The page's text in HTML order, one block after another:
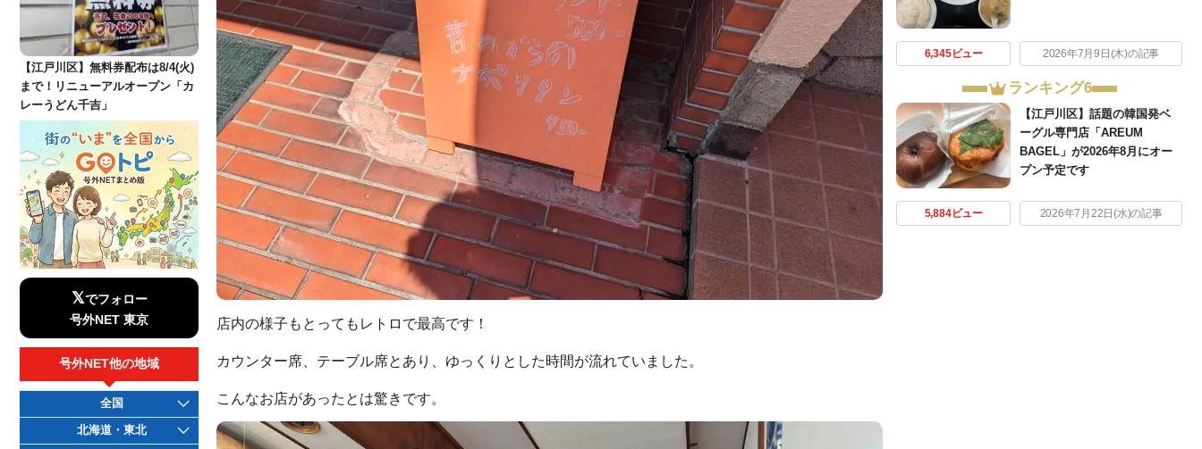
店内の様子もとってもレトロで最高です！
カウンター席、テーブル席とあり、ゆっくりとした時間が流れていました。
こんなお店があったとは驚きです。
6,345ビュー 2026年7月9日(木)の記事
ランキング6
【江戸川区】話題の韓国発ベ
ーグル専門店「AREUM
BAGEL」が2026年8月にオー
プン予定です
5,884ビュー 2026年7月22日(水)の記事
【江戸川区】無料券配布は8/4(火)
まで！リニューアルオープン「カ
レーうどん千吉」
𝕏でフォロー
号外NET 東京
号外NET他の地域
全国
北海道・東北